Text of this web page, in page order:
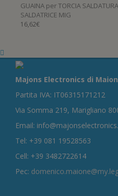
GUAINA per TORCIA
SALDATRICE MIG
16,62€
Majons Electronics di
Partita IVA: IT06315171212
Via Somma 219, Marigliano
Email:
Tel: +39 081 19528563
Cell: +39 3482722614
Pec: